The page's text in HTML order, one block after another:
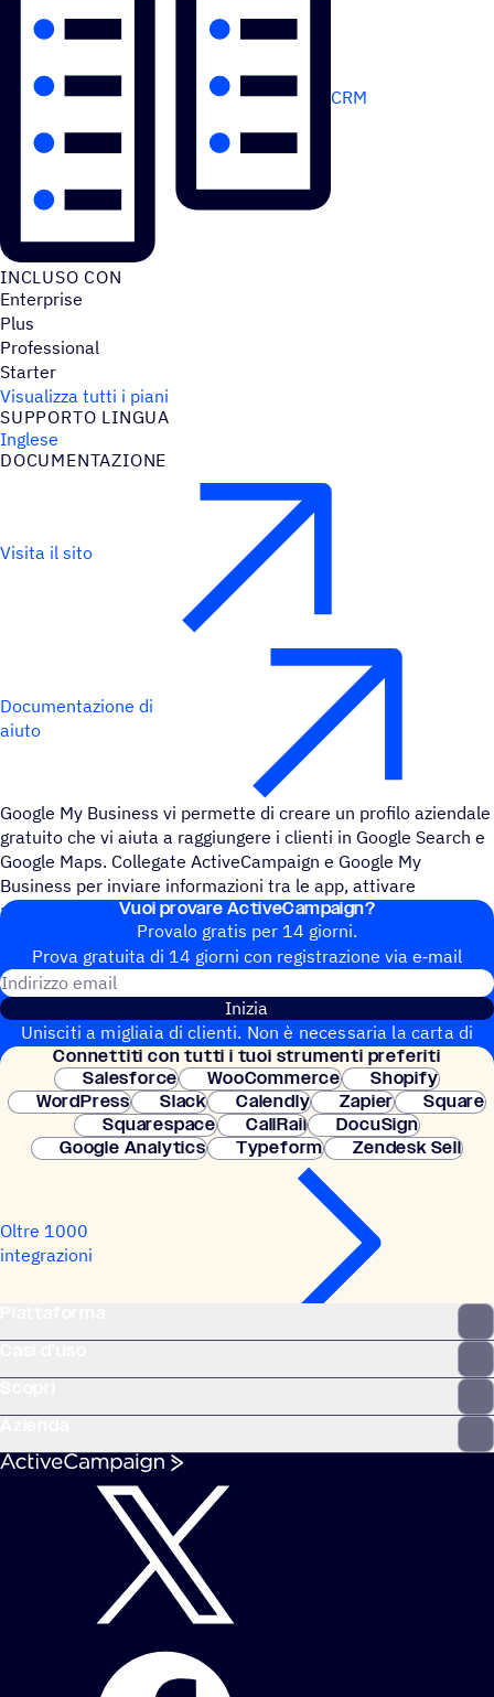
CRM
INCLUSO CON
Enterprise
Plus
Professional
Starter
Visualizza tutti i piani
SUPPORTO LINGUA
Inglese
DOCU­MEN­TA­ZIONE
Visita il sito
Documentazione di
aiuto
Google My Business vi permette di creare un profilo aziendale
gratuito che vi aiuta a raggiungere i clienti in Google Search e
Google Maps. Collegate ActiveCampaign e Google My
Business per inviare informazioni tra le app, attivare
automazioni e notificarvi le nuove recensioni.
Vuoi provare ActiveCampaign?
Provalo gratis per 14 giorni.
Prova gratuita di 14 giorni con regi­stra­zione via e‑mail
Inizia
Unisciti a migliaia di clienti. Non è necessaria la carta di
credito. Configurazione istantanea.
Connet­titi con tutti i tuoi strumenti preferiti
Salesforce
WooCommerce
Shopify
WordPress
Slack Calendly Zapier
Square
Squarespace
CallRail
DocuSign
Google Analytics
Typeform Zendesk Sell
Oltre 1000
integrazioni